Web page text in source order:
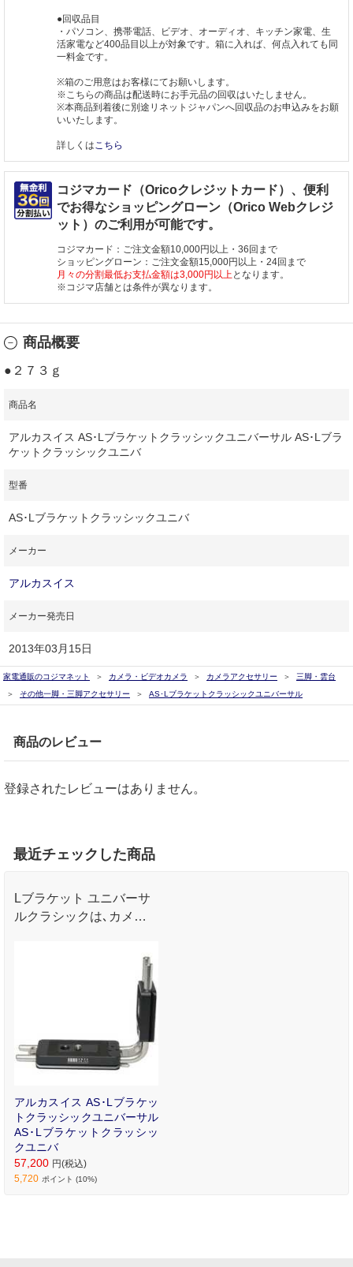
●回収品目
・パソコン、携帯電話、ビデオ、オーディオ、キッチン家電、生
活家電など400品目以上が対象です。箱に入れば、何点入れても同
一料金です。
※箱のご用意はお客様にてお願いします。
※こちらの商品は配送時にお手元品の回収はいたしません。
※本商品到着後に別途リネットジャパンへ回収品のお申込みをお願
いいたします。
詳しくはこちら
コジマカード（Oricoクレジットカード）、便利
でお得なショッピングローン（Orico Webクレジ
ット）のご利用が可能です。
コジマカード：ご注文金額10,000円以上・36回まで
ショッピングローン：ご注文金額15,000円以上・24回まで
月々の分割最低お支払金額は3,000円以上となります。
※コジマ店舗とは条件が異なります。
商品概要
●２７３ｇ
商品名
アルカスイス AS･Lブラケットクラッシックユニバーサル AS･Lブラ
ケットクラッシックユニバ
型番
AS･Lブラケットクラッシックユニバ
メーカー
アルカスイス
メーカー発売日
2013年03月15日
家電通販のコジマネット カメラ・ビデオカメラ カメラアクセサリー
三脚・雲台
その他一脚・三脚アクセサリー
AS･Lブラケットクラッシックユニバーサル
商品のレビュー
登録されたレビューはありません。
最近チェックした商品
Lブラケット ユニバーサ
ルクラシックは､カメラ
レバー操作で簡単にスラ
イド､着脱が可能です｡
アルカスイス AS･Lブラケッ
トクラッシックユニバーサル
AS･Lブラケットクラッシッ
クユニバ
57,200 円(税込)
5,720 ポイント (10%)